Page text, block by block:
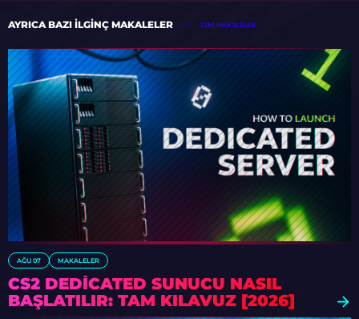
AYRICA BAZI ILGINÇ MAKALELER TÜM MAKALELER
AĞU 07 MAKALELER
CS2 DEDICATED SUNUCU NASIL
BAŞLATILIR: TAM KILAVUZ [2026]